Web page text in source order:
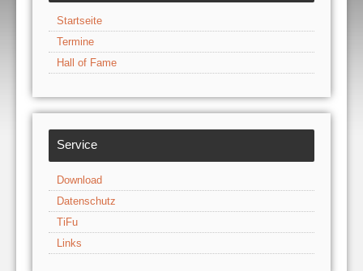
Startseite
Termine
Hall of Fame
Service
Download
Datenschutz
TiFu
Links